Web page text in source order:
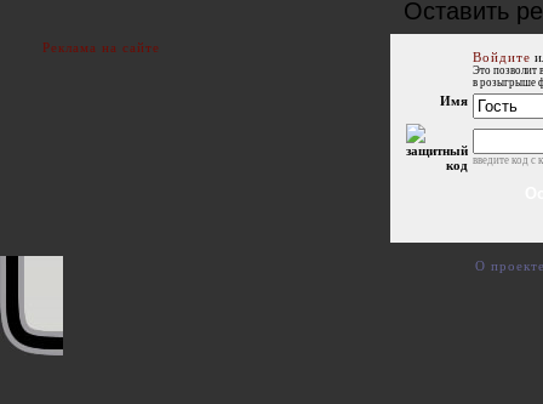
Оставить
Войдите
Это позволит
в розыгрыше
Имя
введите код с
Реклама на сайте
О